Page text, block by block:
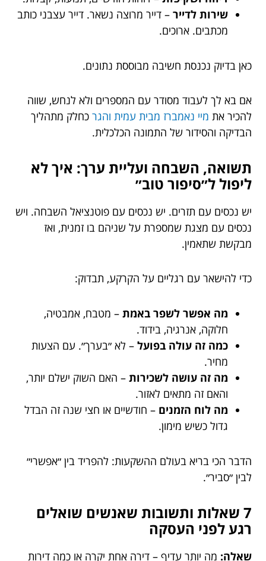
שירות לדייר – דייר מרוצה נשאר. דייר עצבני כותב
מכתבים. ארוכים.
כאן בדיוק נכנסת חשיבה מבוססת נתונים.
אם בא לך לעבוד מסודר עם המספרים ולא לנחש, שווה
להכיר את מיי נאמברז מבית עמית והגר כחלק מתהליך
הבדיקה והסידור של התמונה הכלכלית.
תשואה, השבחה ועליית ערך: איך לא
ליפול ל״סיפור טוב״
יש נכסים עם תזרים. יש נכסים עם פוטנציאל השבחה. ויש
נכסים עם מצגת שמספרת על שניהם בו זמנית, ואז
מבקשת שתאמין.
כדי להישאר עם רגליים על הקרקע, תבדוק:
מה אפשר לשפר באמת – מטבח, אמבטיה,
חלוקה, אנרגיה, בידוד.
כמה זה עולה בפועל – לא ״בערך״. עם הצעות
מחיר.
מה זה עושה לשכירות – האם השוק ישלם יותר,
והאם זה מתאים לאזור.
מה לוח הזמנים – חודשיים או חצי שנה זה הבדל
גדול כשיש מימון.
הדבר הכי בריא בעולם ההשקעות: להפריד בין ״אפשרי״
לבין ״סביר״.
7 שאלות ותשובות שאנשים שואלים
רגע לפני העסקה
שאלה: מה יותר עדיף – דירה אחת יקרה או כמה דירות